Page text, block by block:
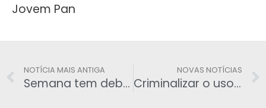
Jovem Pan
NOTÍCIA MAIS ANTIGA
Semana tem debates e decisão sobre proposta do governo que envolve índice de 10,8% em 2 anos
NOVAS NOTÍCIAS
Criminalizar o uso da maconha é inconstitucional‘, dizem ministros